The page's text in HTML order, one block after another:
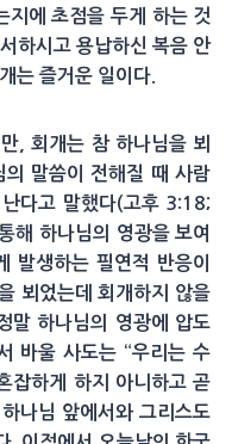
지에 초점을 두게 하는 것
하시고 용납하신 복음 안
는 즐거운 일이다.
, 회개는 참 하나님을 뵈
말씀이 전해질 때 사람
다고 말했다(고후 3:18;
해 하나님의 영광을 보여
발생하는 필연적 반응이
뵈었는데 회개하지 않을
말 하나님의 영광에 압도
바울 사도는 “우리는 수
잡하게 하지 아니하고 곧
나님 앞에서와 그리스도